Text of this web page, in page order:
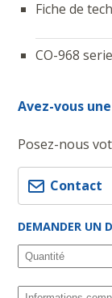
Fiche de
CO-968
Avez-vous
Posez-nous
Contact
DEMANDER UN